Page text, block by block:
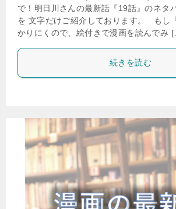
で！明日川さんの最新話『19話』のネタ
を 文字だけご紹介しております。 もし
かりにくので、絵付きで漫画を読んでみ
続きを読む